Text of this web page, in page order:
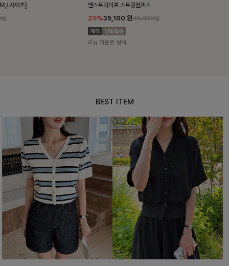
밴스트라이프 스트링원피스
46,800원
BEST ITEM